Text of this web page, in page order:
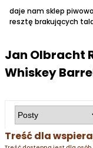
daje nam sklep
resztę brakujących
Jan Olbracht
Whiskey
Treść dla